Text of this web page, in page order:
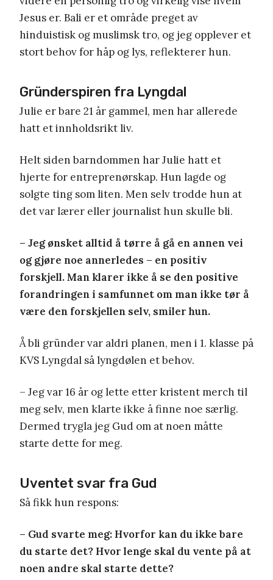
Jesus er. Bali er et område preget av
hinduistisk og muslimsk tro, og jeg opplever et
stort behov for håp og lys, reflekterer hun.
Gründerspiren fra Lyngdal
Julie er bare 21 år gammel, men har allerede
hatt et innholdsrikt liv.
Helt siden barndommen har Julie hatt et
hjerte for entreprenørskap. Hun lagde og
solgte ting som liten. Men selv trodde hun at
det var lærer eller journalist hun skulle bli.
– Jeg ønsket alltid å tørre å gå en annen vei
og gjøre noe annerledes – en positiv
forskjell. Man klarer ikke å se den positive
forandringen i samfunnet om man ikke tør å
være den forskjellen selv, smiler hun.
Å bli gründer var aldri planen, men i 1. klasse på
KVS Lyngdal så lyngdølen et behov.
– Jeg var 16 år og lette etter kristent merch til
meg selv, men klarte ikke å finne noe særlig.
Dermed trygla jeg Gud om at noen måtte
starte dette for meg.
Uventet svar fra Gud
Så fikk hun respons:
– Gud svarte meg: Hvorfor kan du ikke bare
du starte det? Hvor lenge skal du vente på at
noen andre skal starte dette?